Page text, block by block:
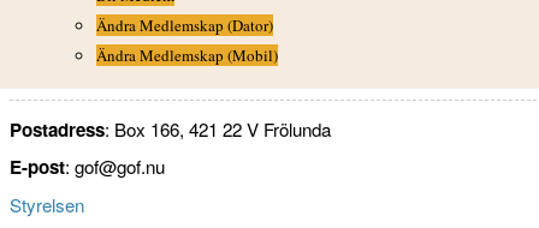
Ändra Medlemskap (Dator)
Ändra Medlemskap (Mobil)
Postadress: Box 166, 421 22 V Frölunda
E-post: gof@gof.nu
Styrelsen